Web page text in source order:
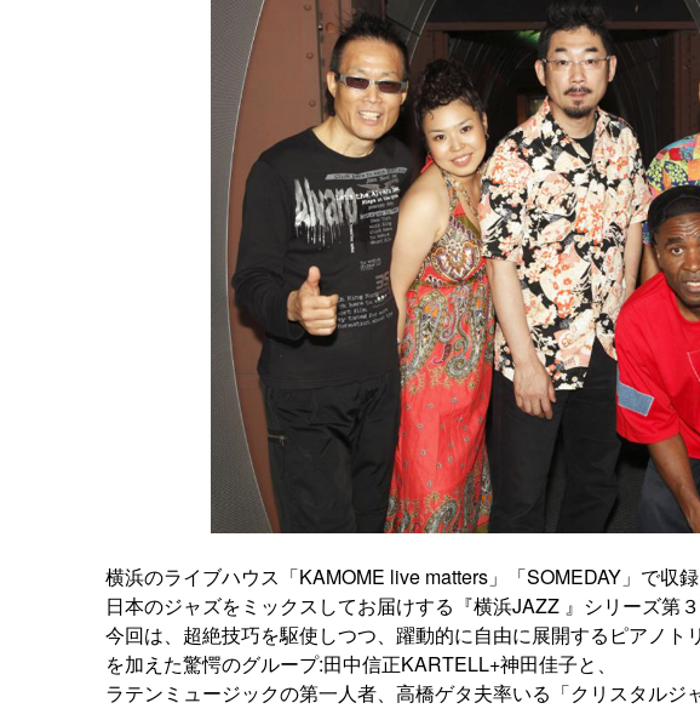
横浜のライブハウス「KAMOME live matters」「SOMEDAY」で収
日本のジャズをミックスしてお届けする『横浜JAZZ 』シリーズ第３
今回は、超絶技巧を駆使しつつ、躍動的に自由に展開するピアノ
を加えた驚愕のグループ:田中信正KARTELL+神田佳子と、
ラテンミュージックの第一人者、高橋ゲタ夫率いる「クリスタルジ